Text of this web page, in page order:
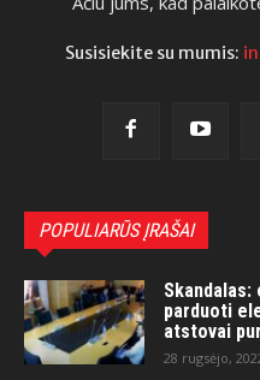
Susisiekite su mumis:
POPULIARŪS ĮRAŠAI
parduoti
atstovai
28 rugsėjo,